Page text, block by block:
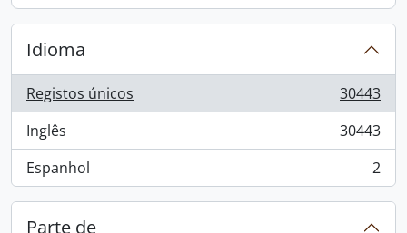
Idioma
Registos únicos
, 30443 resultados
30443
Inglês
, 30443 resultados
30443
Espanhol
, 2 resultados 2
Parte de